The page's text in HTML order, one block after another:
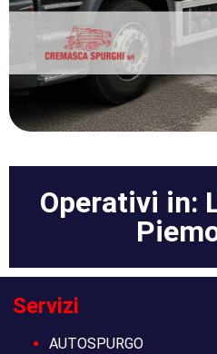
Operativi in:
Servizi
AUTOSPURGO